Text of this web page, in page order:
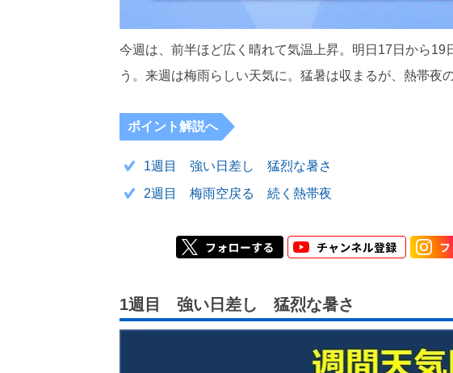
今週は、前半ほど広く晴れて気温上昇。明日17日から
う。来週は梅雨らしい天気に。猛暑は収まるが、熱帯夜
ポイント解説へ
1週目 強い日差し 猛烈な暑さ
2週目 梅雨空戻る 続く熱帯夜
1週目 強い日差し 猛烈な暑さ